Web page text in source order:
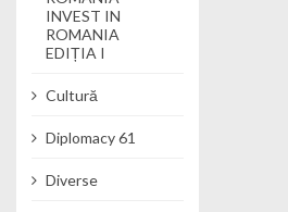
INVEST IN
ROMANIA
EDIȚIA I
Cultură
Diplomacy 61
Diverse